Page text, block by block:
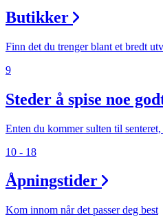
Praktisk informasjon
Kundeklubb
Butikker
Finn det du trenger blant et bredt
9
Steder å spise noe
Enten du kommer sulten til
10 - 18
Åpningstider
Kom innom når det passer deg best